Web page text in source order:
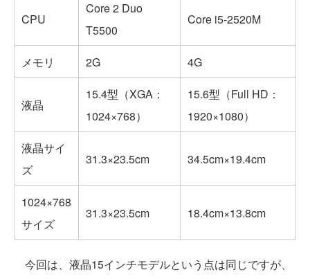
CPU
Core 2 Duo
T5500
Core i5-2520M
メモリ 2G 4G
液晶
15.4型（XGA：
1024×768）
15.6型（Full HD：
1920×1080）
液晶サイ
ズ
31.3×23.5cm 34.5cm×19.4cm
1024×768
サイズ
31.3×23.5cm 18.4cm×13.8cm
今回は、液晶15インチモデルという点は同じですが、